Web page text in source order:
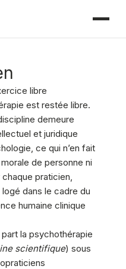
libre
est restée libre.
demeure
et juridique
ce qui n’en fait
de personne ni
chaque praticien,
dans le cadre du
humaine clinique
la psychothérapie
scientifique) sous